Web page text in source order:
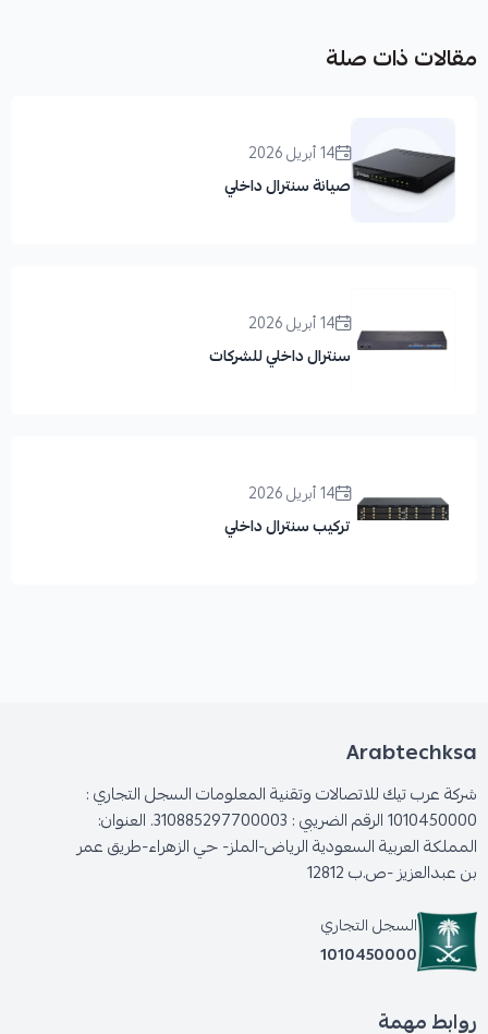
مقالات ذات صلة
14 أبريل 2026
صيانة سنترال داخلي
14 أبريل 2026
سنترال داخلي للشركات
14 أبريل 2026
تركيب سنترال داخلي
Arabtechksa
شركة عرب تيك للاتصالات وتقنية المعلومات السجل التجاري :
1010450000 الرقم الضريبي : 310885297700003. العنوان:
المملكة العربية السعودية الرياض-الملز- حي الزهراء-طريق عمر
بن عبدالعزيز -ص.ب 12812
السجل التجاري
1010450000
روابط مهمة